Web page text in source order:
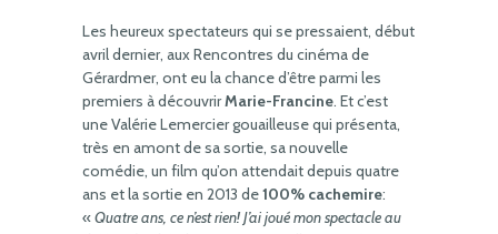
Les heureux spectateurs qui se pressaient, début
avril dernier, aux Rencontres du cinéma de
Gérardmer, ont eu la chance d’être parmi les
premiers à découvrirMarie-Francine. Et c’est
une Valérie Lemercier gouailleuse qui présenta,
très en amont de sa sortie, sa nouvelle
comédie, un film qu’on attendait depuis quatre
ans et la sortie en 2013 de100% cachemire:
«Quatre ans, ce n’est rien! J’ai joué mon spectacle au